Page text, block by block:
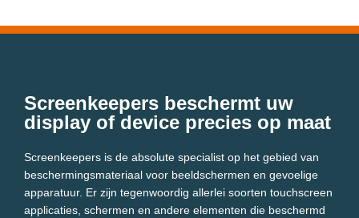
Screenkeepers beschermt uw
display of device precies op maat
Screenkeepers is de absolute specialist op het gebied van
beschermingsmateriaal voor beeldschermen en gevoelige
apparatuur. Er zijn tegenwoordig allerlei soorten touchscreen
applicaties, schermen en andere elementen die beschermd